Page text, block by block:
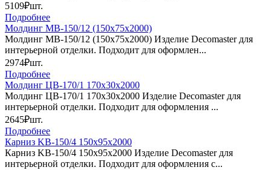
5109₽шт.
Подробнее
Молдинг МВ-150/12 (150х75х2000)
Молдинг МВ-150/12 (150х75х2000) Изделие Decomaster для
интерьерной отделки. Подходит для оформлен...
2974₽шт.
Подробнее
Молдинг ЦB-170/1 170х30х2000
Молдинг ЦB-170/1 170х30х2000 Изделие Decomaster для
интерьерной отделки. Подходит для оформления ...
2645₽шт.
Подробнее
Карниз KB-150/4 150х95х2000
Карниз KB-150/4 150х95х2000 Изделие Decomaster для
интерьерной отделки. Подходит для оформления с...